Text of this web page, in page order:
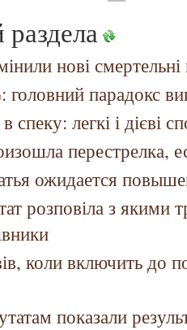
нові смертельні
головний парадокс
спеку: легкі і дієві
перестрелка,
ожидается
розповіла з якими
коли включить до
показали